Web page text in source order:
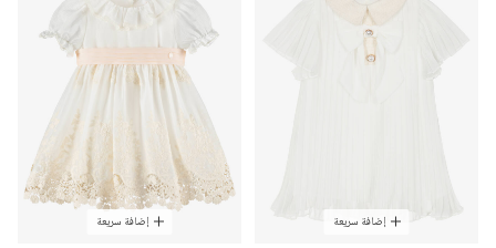
إضافة سريعة إضافة سريعة